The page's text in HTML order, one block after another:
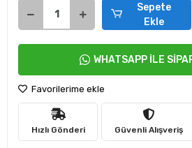
Sepete
Ekle
WHATSAPP İLE
Favorilerime ekle
Hızlı Gönderi Güvenli Alışveriş